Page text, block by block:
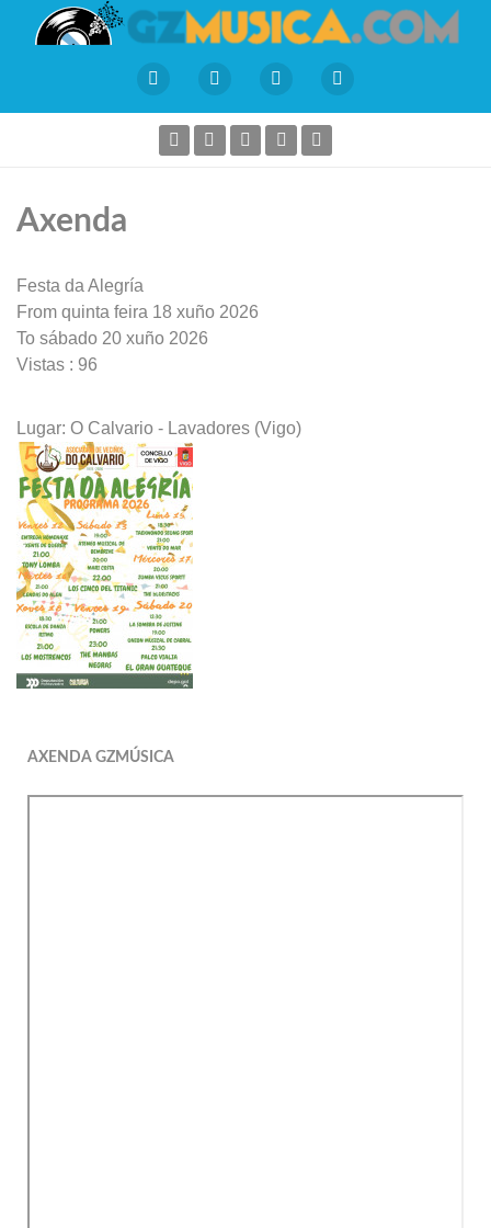
Axenda
Festa da Alegría
From quinta feira 18 xuño 2026
To sábado 20 xuño 2026
Vistas : 96
Lugar: O Calvario - Lavadores (Vigo)
AXENDA GZMÚSICA